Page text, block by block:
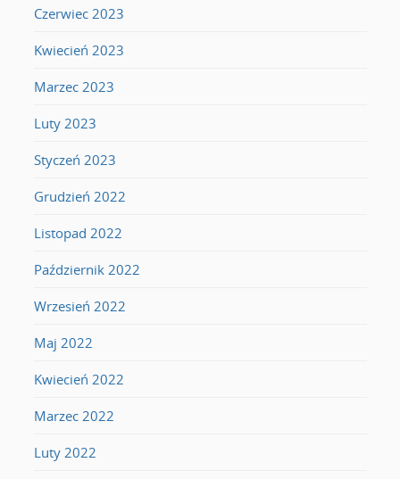
Czerwiec 2023
Kwiecień 2023
Marzec 2023
Luty 2023
Styczeń 2023
Grudzień 2022
Listopad 2022
Październik 2022
Wrzesień 2022
Maj 2022
Kwiecień 2022
Marzec 2022
Luty 2022